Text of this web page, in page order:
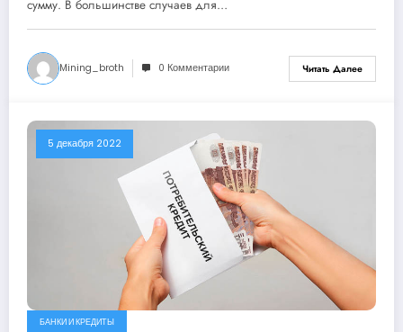
сумму. В большинстве случаев для…
Mining_broth 0 Комментарии Читать Далее
5 декабря 2022
БАНКИ И КРЕДИТЫ